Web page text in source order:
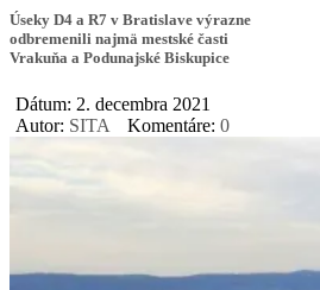
Úseky D4 a R7 v Bratislave výrazne
odbremenili najmä mestské časti
Vrakuňa a Podunajské Biskupice
Dátum: 2. decembra 2021
Autor: SITA Komentáre: 0